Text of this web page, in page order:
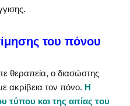
του πόνου
θεραπεία, ο διασώστης
ακρίβεια τον πόνο. Η
τύπου και της αιτίας του